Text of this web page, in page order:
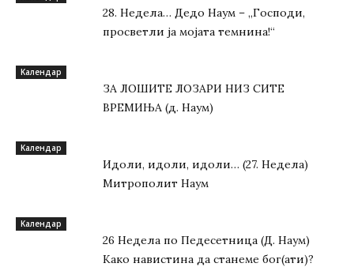
28. Недела… Дедо Наум – „Господи,
просветли ја мојата темнина!“
Kалендар
ЗА ЛОШИТЕ ЛОЗАРИ НИЗ СИТЕ
ВРЕМИЊА (д. Наум)
Kалендар
Идоли, идоли, идоли… (27. Недела)
Митрополит Наум
Kалендар
26 Недела по Педесетница (Д. Наум)
Како навистина да станеме бог(ати)?